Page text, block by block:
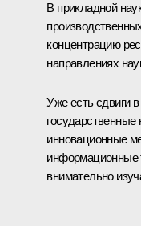
В прикладной
концентрацию
направлениях
Уже есть сдвиги
инновационные
информационные
внимательно